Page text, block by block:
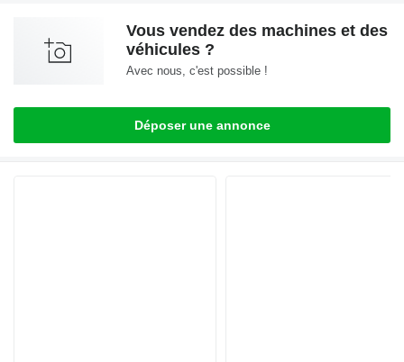
Vous vendez des machines et des
véhicules ?
Avec nous, c'est possible !
Déposer une annonce